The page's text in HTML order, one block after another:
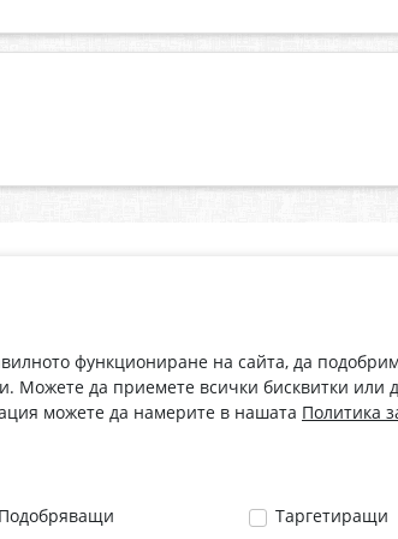
сПолитиката за лични данни .
своите
функциониране на сайта, да подобрим
Можете да приемете всички бисквитки или
можете да намерите в нашата Политика
Подобряващи Таргетиращи